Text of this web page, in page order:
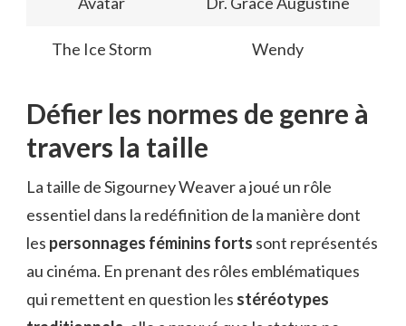
The Ice Storm Wendy
Défier les normes de genre à
travers la taille
La taille de Sigourney Weaver a joué un rôle
essentiel dans la redéfinition de la manière dont
les personnages féminins forts sont représentés
au cinéma. En prenant des rôles emblématiques
qui remettent en question les stéréotypes